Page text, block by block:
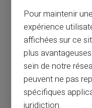
Jours fériés et
Pour maintenir
expérience
affichées sur ce
plus
sein de notre
peuvent ne pas
spécifiques